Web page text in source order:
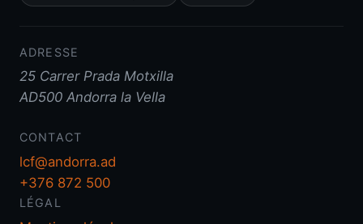
ADRESSE
25 Carrer Prada Motxilla
AD500 Andorra la Vella
CONTACT
lcf@andorra.ad
+376 872 500
LÉGAL